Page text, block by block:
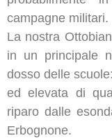
campagne militari.
La nostra
in un principale
dosso delle
ed elevata di
riparo dalle
Erbognone.